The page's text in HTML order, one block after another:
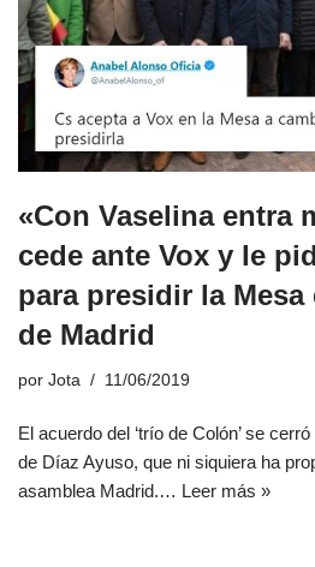
«Con Vaselina entra
cede ante Vox y le
para presidir la Mesa
de Madrid
por Jota 11/06/2019
El acuerdo del ‘trío de Colón’ se
de Díaz Ayuso, que ni siquiera ha
asamblea Madrid.… Leer más »